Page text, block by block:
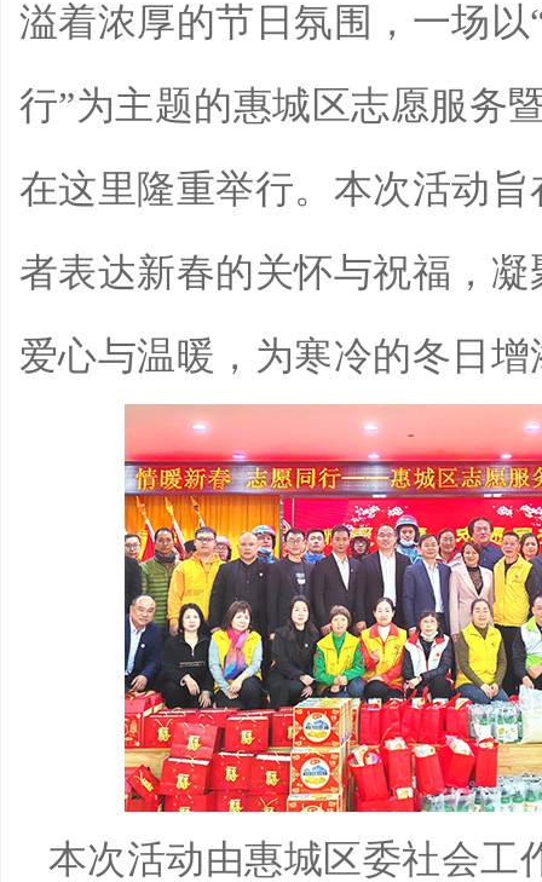
溢着浓厚的节日氛围，一场以
行”为主题的惠城区志愿服务
在这里隆重举行。本次活动
者表达新春的关怀与祝福，
爱心与温暖，为寒冷的冬日
本次活动由惠城区委社会工